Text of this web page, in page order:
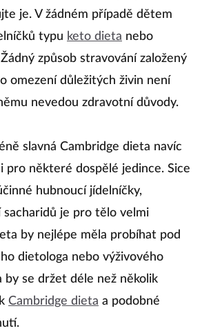
je. V žádném případě dětem
typu keto dieta nebo
způsob stravování založený
omezení důležitých živin není
nevedou zdravotní důvody.
slavná Cambridge dieta navíc
pro některé dospělé jedince. Sice
hubnoucí jídelníčky,
sacharidů je pro tělo velmi
by nejlépe měla probíhat pod
dietologa nebo výživového
by se držet déle než několik
Cambridge dieta a podobné